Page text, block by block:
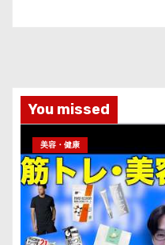
You missed
美容・健康